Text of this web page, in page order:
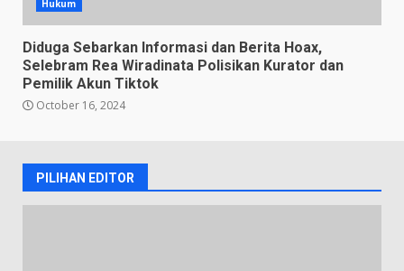
Hukum
Diduga Sebarkan Informasi dan Berita Hoax,
Selebram Rea Wiradinata Polisikan Kurator dan
Pemilik Akun Tiktok
October 16, 2024
PILIHAN EDITOR